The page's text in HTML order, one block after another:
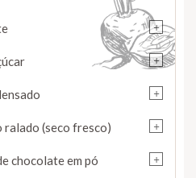
+
+
+
+
ralado (seco fresco)
+
chocolate em pó